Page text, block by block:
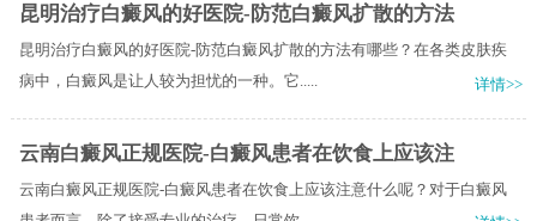
昆明治疗白癜风的好医院-防范白癜风扩散的方法
昆明治疗白癜风的好医院-防范白癜风扩散的方法有哪些？在各类皮肤疾
病中，白癜风是让人较为担忧的一种。它.....
详情>>
云南白癜风正规医院-白癜风患者在饮食上应该注
云南白癜风正规医院-白癜风患者在饮食上应该注意什么呢？对于白癜风